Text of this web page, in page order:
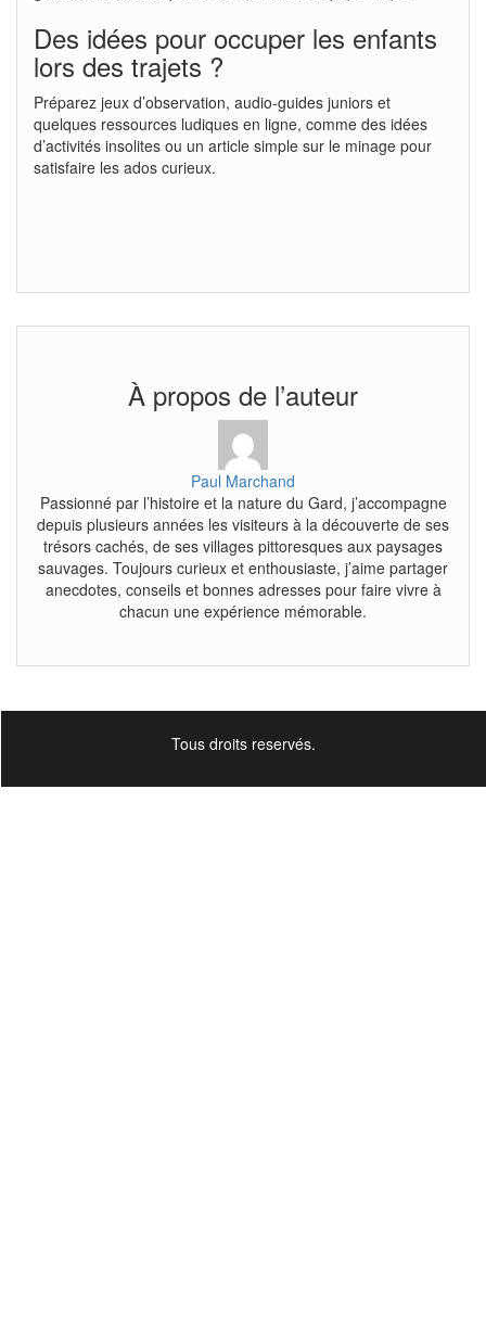
Des idées pour occuper les enfants
lors des trajets ?
Préparez jeux d’observation, audio-guides juniors et
quelques ressources ludiques en ligne, comme des idées
d’activités insolites ou un article simple sur le minage pour
satisfaire les ados curieux.
À propos de l’auteur
Paul Marchand
Passionné par l’histoire et la nature du Gard, j’accompagne
depuis plusieurs années les visiteurs à la découverte de ses
trésors cachés, de ses villages pittoresques aux paysages
sauvages. Toujours curieux et enthousiaste, j’aime partager
anecdotes, conseils et bonnes adresses pour faire vivre à
chacun une expérience mémorable.
Tous droits reservés.